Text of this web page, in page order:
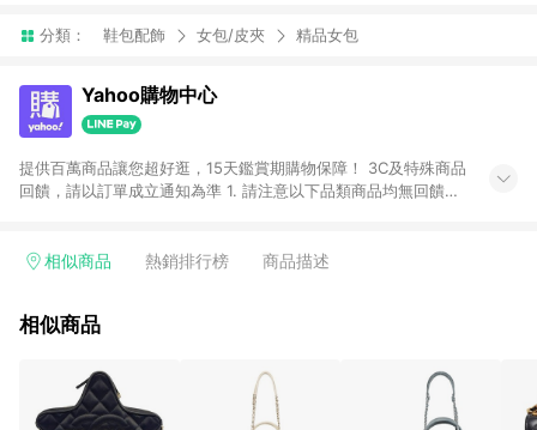
分類： 鞋包配飾 女包/皮夾 精品女包
Yahoo購物中心
提供百萬商品讓您超好逛，15天鑑賞期購物保障！ 3C及特殊商品
回饋，請以訂單成立通知為準 1. 請注意以下品類商品均無回饋：
電玩/遊戲/相機/單眼/鏡頭/拍立得 [2024/6/1起適用] -內接硬
的購回饋活動享Yahoo超贈點回饋者 - 購物中心商店之商品：商
3. 訂單回饋金額將扣除運費/購物金/超贈點/福利金/紅利折抵/折
價券等虛擬貨幣折抵 4. 大宗採購或批發轉賣不具回饋資格： 如
有相關事證認定您為大宗採購、批發轉賣而非最終消費使用者，
相似商品 熱銷排行榜 商品描述
相似商品